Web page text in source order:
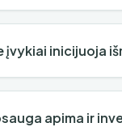
įvykiai inicijuoja
apima ir